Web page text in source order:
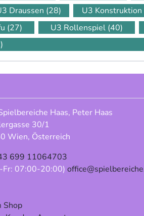
Draussen (28) U3 Konstruktion
(27) U3 Rollenspiel (40)
Haas, Peter Haas
30/1
Wien, Österreich
699 11064703
Fr: 07:00-20:00)
Shop